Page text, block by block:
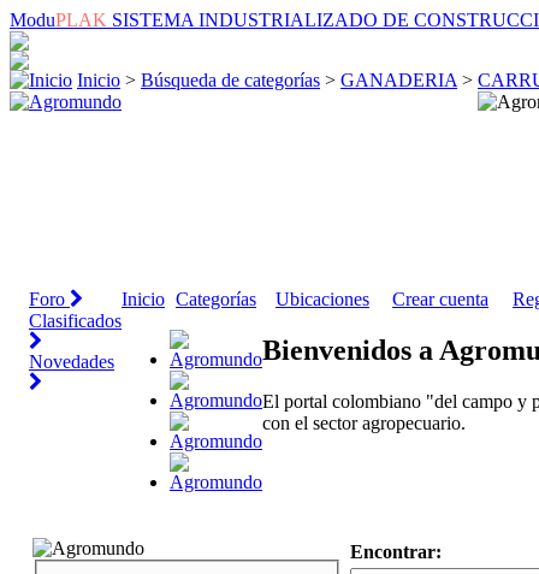
ModuPLAK SISTEMA INDUSTRIALIZADO DE
Inicio > Búsqueda de categorías > GANADERIA >
Foro
Clasificados
Novedades
Inicio Categorías Ubicaciones Crear cuenta
Bienvenidos a
El portal colombiano "del campo y
con el sector agropecuario.
Encontrar: